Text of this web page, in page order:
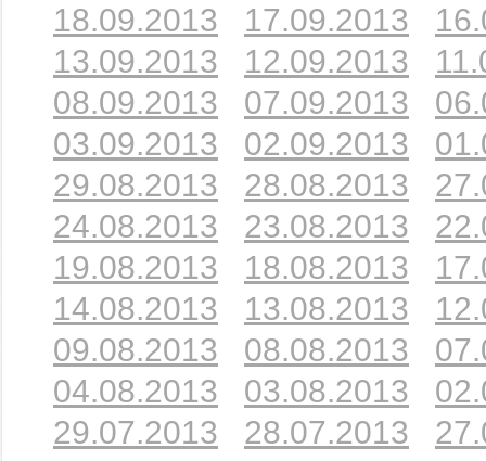
18.09.2013
17.09.2013
13.09.2013
12.09.2013
08.09.2013
07.09.2013
03.09.2013
02.09.2013
29.08.2013
28.08.2013
24.08.2013
23.08.2013
19.08.2013
18.08.2013
14.08.2013
13.08.2013
09.08.2013
08.08.2013
04.08.2013
03.08.2013
29.07.2013
28.07.2013